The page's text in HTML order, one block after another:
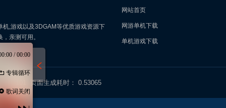
,游戏以及3DGAM等优质游戏资源下
亲测可用。
网站首页
网游单机下载
单机游戏下载
：101 页面生成耗时： 0.53065
/ 00:00
专辑循环
歌词关闭